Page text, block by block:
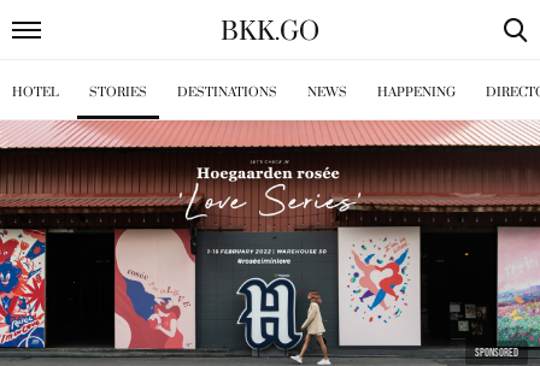
BKK.GO
HOTEL STORIES DESTINATIONS NEWS HAPPENING
SPONSORED